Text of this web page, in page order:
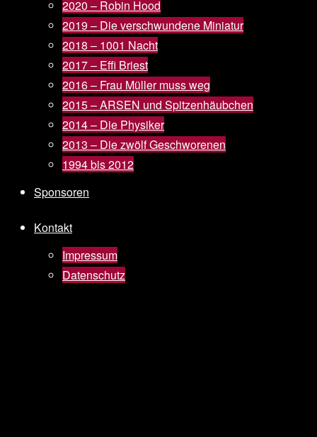
2020 – Robin Hood
2019 – Die verschwundene Miniatur
2018 – 1001 Nacht
2017 – Effi Briest
2016 – Frau Müller muss weg
2015 – ARSEN und Spitzenhäubchen
2014 – Die Physiker
2013 – Die zwölf Geschworenen
1994 bis 2012
Sponsoren
Kontakt
Impressum
Datenschutz